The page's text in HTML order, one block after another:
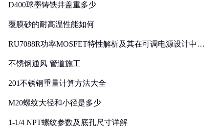
D400球墨铸铁井盖重多少
覆膜砂的耐高温性能如何
RU7088R功率MOSFET特性解析及其在可调电源设计中的
不锈钢通风 管道施工
201不锈钢重量计算方法大全
M20螺纹大径和小径是多少
1-1/4 NPT螺纹参数及底孔尺寸详解